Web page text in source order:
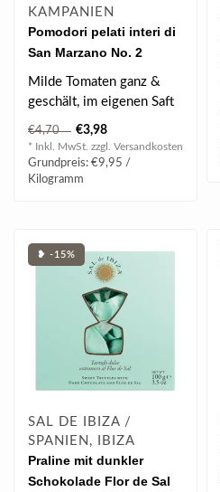
KAMPANIEN
Pomodori pelati interi di
San Marzano No. 2
(400g)
Milde Tomaten ganz &
geschält, im eigenen Saft
aus San Marzano...
€4,70 €3,98
* Inkl. MwSt. zzgl. Versandkosten
Grundpreis: €9,95 /
Kilogramm
❥ -15%
SAL DE IBIZA /
SPANIEN, IBIZA
Praline mit dunkler
Schokolade Flor de Sal